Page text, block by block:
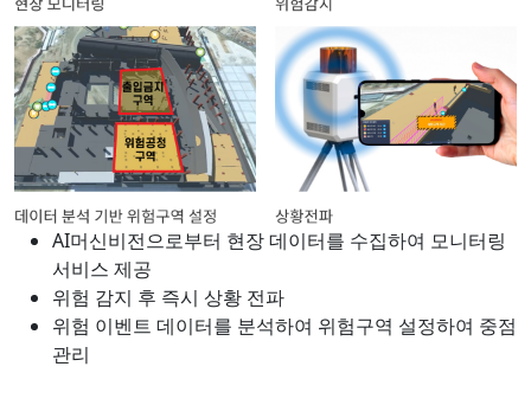
AI머신비전으로부터 현장 데이터를 수집하여 모니터링
서비스 제공
위험 감지 후 즉시 상황 전파
위험 이벤트 데이터를 분석하여 위험구역 설정하여 중점
관리